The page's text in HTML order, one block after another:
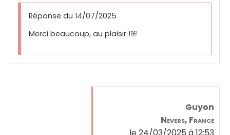
Réponse du 14/07/2025
Merci beaucoup, au plaisir !🌸
Guyon
Nevers, France
le 24/03/2025 à 12:53